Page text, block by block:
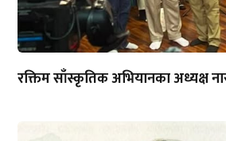
रक्तिम साँस्कृतिक अभियानका अध्यक्ष